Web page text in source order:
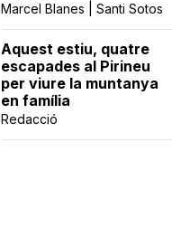
Marcel Blanes | Santi Sotos
Aquest estiu, quatre
escapades al Pirineu
per viure la muntanya
en família
Redacció